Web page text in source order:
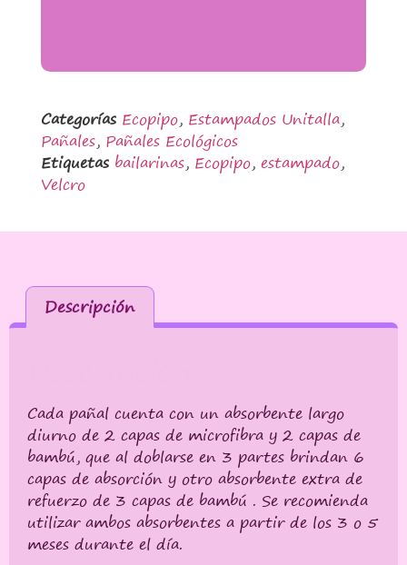
Categorías Ecopipo, Estampados Unitalla,
Pañales, Pañales Ecológicos
Etiquetas bailarinas, Ecopipo, estampado,
Velcro
Descripción
Cada pañal cuenta con un absorbente largo
diurno de 2 capas de microfibra y 2 capas de
bambú, que al doblarse en 3 partes brindan 6
capas de absorción y otro absorbente extra de
refuerzo de 3 capas de bambú . Se recomienda
utilizar ambos absorbentes a partir de los 3 o 5
meses durante el día.